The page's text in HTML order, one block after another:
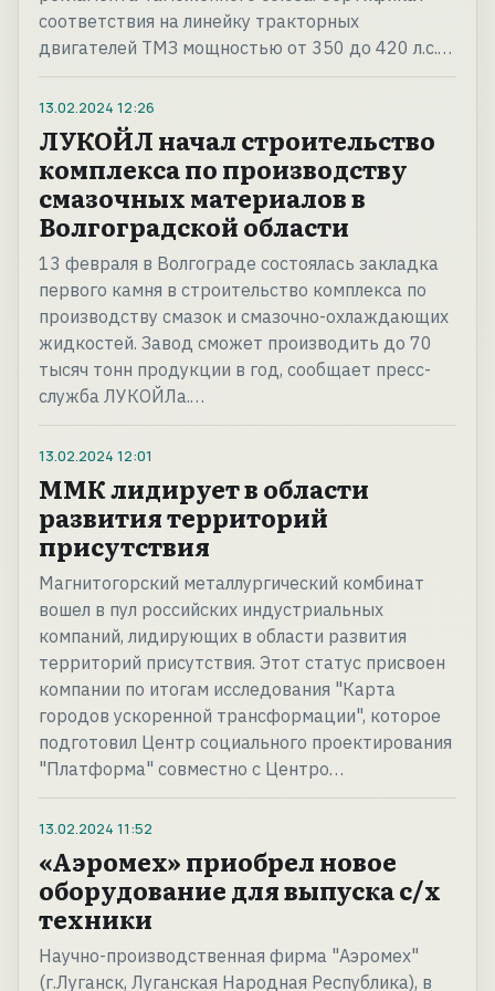
соответствия на линейку тракторных
двигателей ТМЗ мощностью от 350 до 420 л.с.…
13.02.2024 12:26
ЛУКОЙЛ начал строительство
комплекса по производству
смазочных материалов в
Волгоградской области
13 февраля в Волгограде состоялась закладка
первого камня в строительство комплекса по
производству смазок и смазочно-охлаждающих
жидкостей. Завод сможет производить до 70
тысяч тонн продукции в год, сообщает пресс-
служба ЛУКОЙЛа.…
13.02.2024 12:01
ММК лидирует в области
развития территорий
присутствия
Магнитогорский металлургический комбинат
вошел в пул российских индустриальных
компаний, лидирующих в области развития
территорий присутствия. Этот статус присвоен
компании по итогам исследования "Карта
городов ускоренной трансформации", которое
подготовил Центр социального проектирования
"Платформа" совместно с Центро…
13.02.2024 11:52
«Аэромех» приобрел новое
оборудование для выпуска с/х
техники
Научно-производственная фирма "Аэромех"
(г.Луганск, Луганская Народная Республика), в